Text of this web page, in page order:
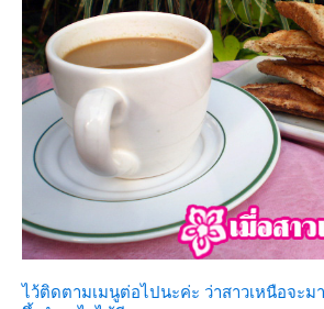
ไว้ติดตามเมนูต่อไปนะค่ะ ว่าสาวเหนือจะม